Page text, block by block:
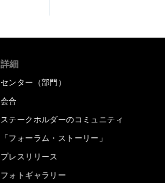
詳細
センター（部門）
会合
ステークホルダーのコミュニティ
「フォーラム・ストーリー」
プレスリリース
フォトギャラリー